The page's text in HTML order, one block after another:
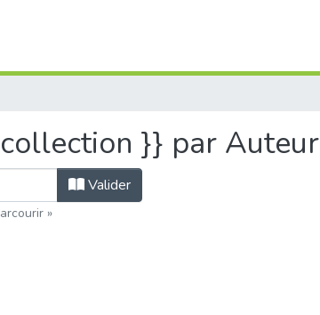
}} par Auteur
Valider
»